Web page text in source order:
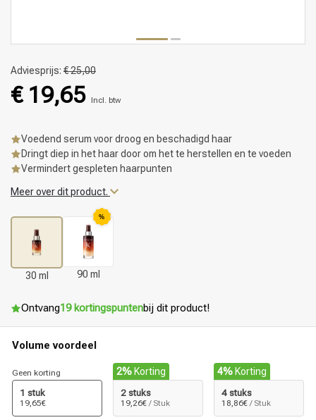
Adviesprijs: € 25,00
€ 19,65 Incl. btw
Voedend serum voor droog en beschadigd haar
Dringt diep in het haar door om het te herstellen en te voeden
Vermindert gespleten haarpunten
Meer over dit product.
30 ml
%
90 ml
Ontvang19 kortingspuntenbij dit product!
Volume voordeel
Geen korting
1 stuk
19,65€
2% Korting
2 stuks
19,26€ / Stuk
4% Korting
4 stuks
18,86€ / Stuk